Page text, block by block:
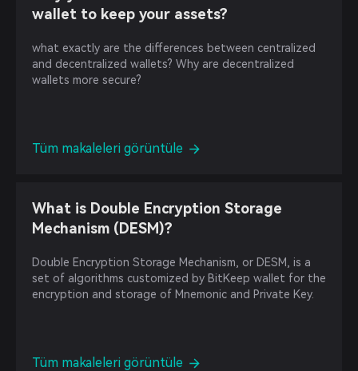
wallet to keep your assets?
what exactly are the differences between centralized
and decentralized wallets? Why are decentralized
wallets more secure?
Tüm makaleleri görüntüle
What is Double Encryption Storage
Mechanism (DESM)?
Double Encryption Storage Mechanism, or DESM, is a
set of algorithms customized by BitKeep wallet for the
encryption and storage of Mnemonic and Private Key.
Tüm makaleleri görüntüle